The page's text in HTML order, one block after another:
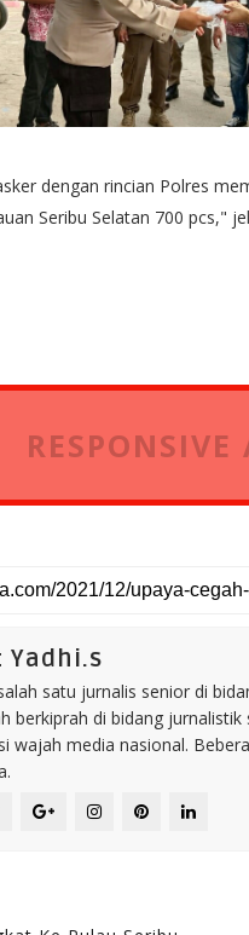
dengan rincian Polres
Seribu Selatan 700 pcs,"
RESPONSIVE
Yadhi.s
satu jurnalis senior di
berkiprah di bidang
wajah media nasional.